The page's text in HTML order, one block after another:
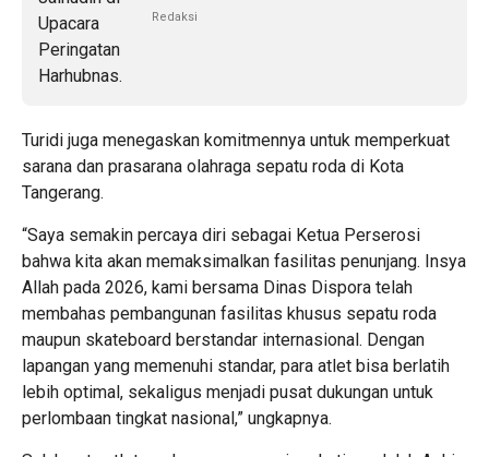
Redaksi
Turidi juga menegaskan komitmennya untuk memperkuat
sarana dan prasarana olahraga sepatu roda di Kota
Tangerang.
“Saya semakin percaya diri sebagai Ketua Perserosi
bahwa kita akan memaksimalkan fasilitas penunjang. Insya
Allah pada 2026, kami bersama Dinas Dispora telah
membahas pembangunan fasilitas khusus sepatu roda
maupun skateboard berstandar internasional. Dengan
lapangan yang memenuhi standar, para atlet bisa berlatih
lebih optimal, sekaligus menjadi pusat dukungan untuk
perlombaan tingkat nasional,” ungkapnya.